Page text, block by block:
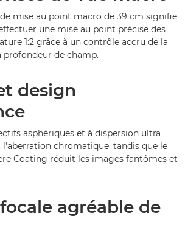
mise au point macro de 39 cm signifie
une mise au point précise des
1:2 grâce à un contrôle accru de la
profondeur de champ.
design
asphériques et à dispersion ultra
chromatique, tandis que le
Coating réduit les images fantômes et
agréable de